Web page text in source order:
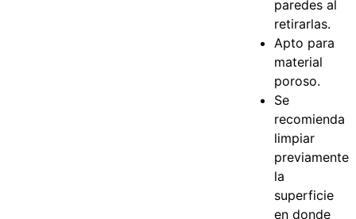
paredes al
retirarlas.
Apto para
material
poroso.
Se
recomienda
limpiar
previamente
la
superficie
en donde